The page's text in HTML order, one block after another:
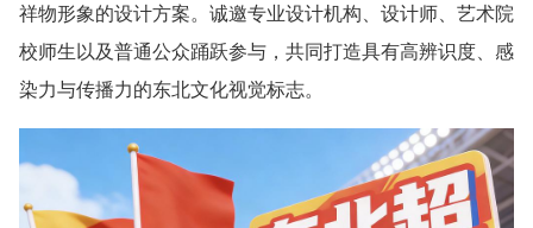
祥物形象的设计方案。诚邀专业设计机构、设计师、艺术院
校师生以及普通公众踊跃参与，共同打造具有高辨识度、感
染力与传播力的东北文化视觉标志。